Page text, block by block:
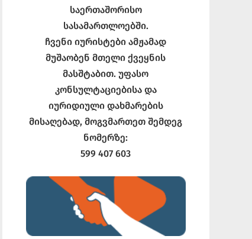
საერთაშორისო
სასამართლოებში.
ჩვენი იურისტები ამჟამად
მუშაობენ მთელი ქვეყნის
მასშტაბით. უფასო
კონსულტაციებისა და
იურიდიული დახმარების
მისაღებად, მოგვმართეთ შემდეგ
ნომერზე:
599 407 603